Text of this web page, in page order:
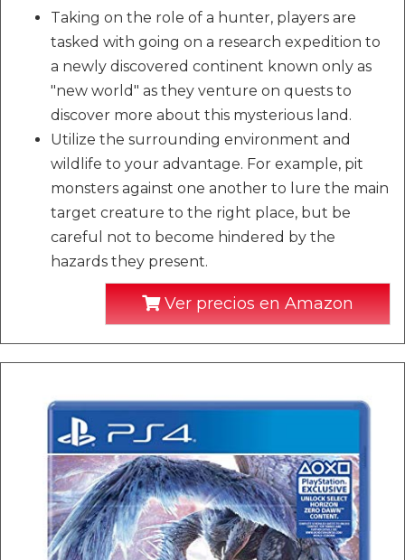
Taking on the role of a hunter, players are
tasked with going on a research expedition to
a newly discovered continent known only as
"new world" as they venture on quests to
discover more about this mysterious land.
Utilize the surrounding environment and
wildlife to your advantage. For example, pit
monsters against one another to lure the main
target creature to the right place, but be
careful not to become hindered by the
hazards they present.
Ver precios en Amazon